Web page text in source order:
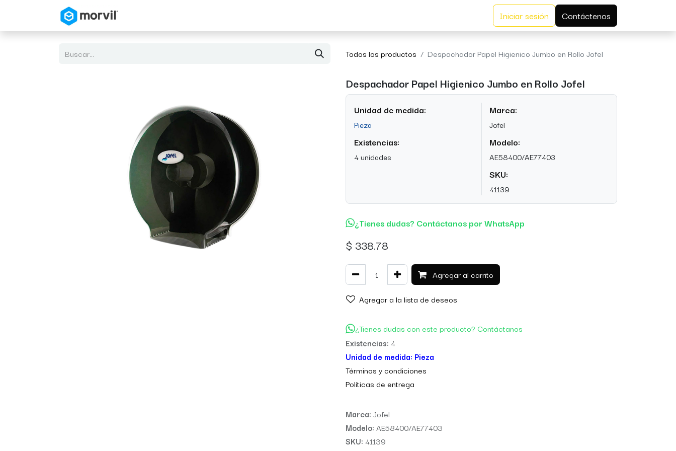
Iniciar sesión Contáctenos
Todos los productos Despachador Papel Higienico Jumbo en Rollo Jofel
Despachador Papel Higienico Jumbo en Rollo Jofel
Unidad de medida:
Pieza
Existencias:
4 unidades
Marca:
Jofel
Modelo:
AE58400/AE77403
SKU:
41139
¿Tienes dudas? Contáctanos por WhatsApp
$ 338.78
Agregar al carrito
Agregar a la lista de deseos
¿Tienes dudas con este producto? Contáctanos
Existencias: 4
Unidad de medida: Pieza
Términos y condiciones
Políticas de entrega
Marca: Jofel
Modelo: AE58400/AE77403
SKU: 41139